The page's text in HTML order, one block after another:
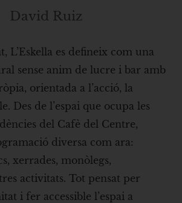
David Ruiz
L’Eskella es defineix com una
sense anim de lucre i bar amb
orientada a l’acció, la
Des de l’espai que ocupa les
del Cafè del Centre,
diversa com ara:
xerrades, monòlegs,
activitats. Tot pensat per
i fer accessible l’espai a